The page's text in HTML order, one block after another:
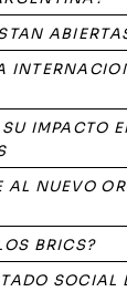
IMPACTO
AL NUEVO
BRICS?
SOCIAL